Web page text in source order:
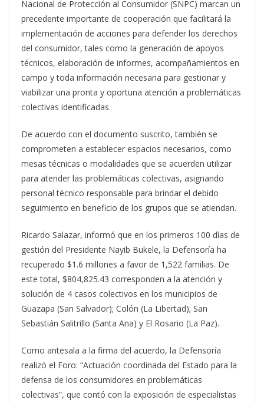
Nacional de Protección al Consumidor (SNPC) marcan un
precedente importante de cooperación que facilitará la
implementación de acciones para defender los derechos
del consumidor, tales como la generación de apoyos
técnicos, elaboración de informes, acompañamientos en
campo y toda información necesaria para gestionar y
viabilizar una pronta y oportuna atención a problemáticas
colectivas identificadas.
De acuerdo con el documento suscrito, también se
comprometen a establecer espacios necesarios, como
mesas técnicas o modalidades que se acuerden utilizar
para atender las problemáticas colectivas, asignando
personal técnico responsable para brindar el debido
seguimiento en beneficio de los grupos que se atiendan.
Ricardo Salazar, informó que en los primeros 100 días de
gestión del Presidente Nayib Bukele, la Defensoría ha
recuperado $1.6 millones a favor de 1,522 familias. De
este total, $804,825.43 corresponden a la atención y
solución de 4 casos colectivos en los municipios de
Guazapa (San Salvador); Colón (La Libertad); San
Sebastián Salitrillo (Santa Ana) y El Rosario (La Paz).
Como antesala a la firma del acuerdo, la Defensoría
realizó el Foro: “Actuación coordinada del Estado para la
defensa de los consumidores en problemáticas
colectivas”, que contó con la exposición de especialistas